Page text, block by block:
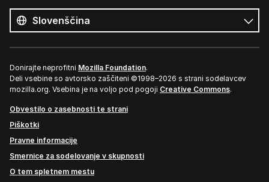
jeziki
Jezik
Donirajte neprofitni Mozilla Foundation.
Deli vsebine so avtorsko zaščiteni ©1998–2026 s strani sodelavcev
mozilla.org. Vsebina je na voljo pod pogoji Creative Commons.
Obvestilo o zasebnosti te strani
Piškotki
Pravne informacije
Smernice za sodelovanje v skupnosti
O tem spletnem mestu